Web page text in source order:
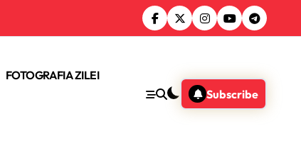
FOTOGRAFIA ZILEI
Subscribe